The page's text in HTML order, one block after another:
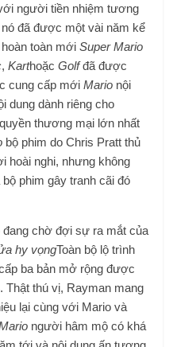
người tiền nhiệm tương
đã được một vài năm kể
toàn mới Super Mario
,KarthoặcGolfđã được
cung cấp mớiMario nội
dung dành riêng cho
thương mại lớn nhất
bộ phim do Chris Pratt thủ
hoài nghi, nhưng không
phim gây tranh cãi đó
chờ đợi sự ra mắt của
hy vọngToàn bộ lộ trình
ba bản mở rộng được
Thật thú vị, Rayman mang
lại cùng với Mario và
người hâm mộ có khá